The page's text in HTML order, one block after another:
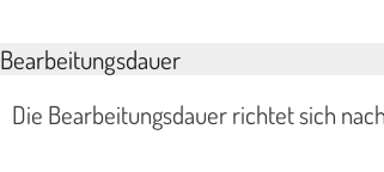
Bearbeitungsdauer
Die Bearbeitungsdauer richtet sich